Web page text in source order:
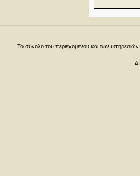
Το σύνολο του περιεχομένου και των